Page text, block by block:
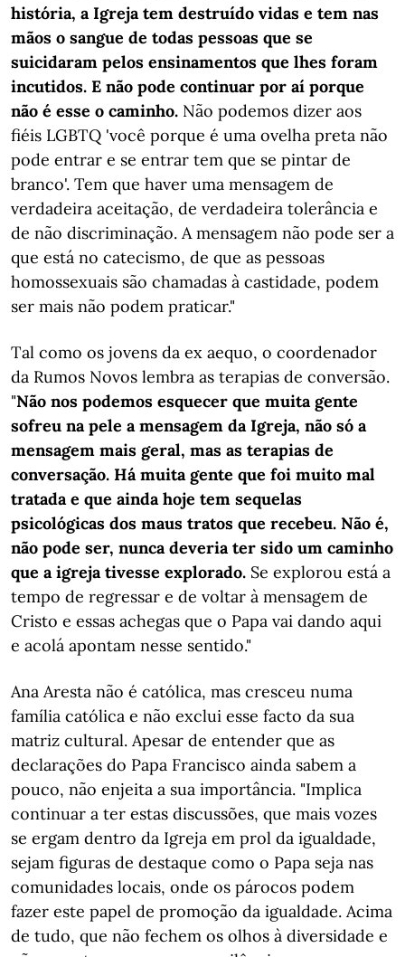
história, a Igreja tem destruído vidas e tem nas
mãos o sangue de todas pessoas que se
suicidaram pelos ensinamentos que lhes foram
incutidos. E não pode continuar por aí porque
não é esse o caminho. Não podemos dizer aos
fiéis LGBTQ 'você porque é uma ovelha preta não
pode entrar e se entrar tem que se pintar de
branco'. Tem que haver uma mensagem de
verdadeira aceitação, de verdadeira tolerância e
de não discriminação. A mensagem não pode ser a
que está no catecismo, de que as pessoas
homossexuais são chamadas à castidade, podem
ser mais não podem praticar."
Tal como os jovens da ex aequo, o coordenador
da Rumos Novos lembra as terapias de conversão.
"Não nos podemos esquecer que muita gente
sofreu na pele a mensagem da Igreja, não só a
mensagem mais geral, mas as terapias de
conversação. Há muita gente que foi muito mal
tratada e que ainda hoje tem sequelas
psicológicas dos maus tratos que recebeu. Não é,
não pode ser, nunca deveria ter sido um caminho
que a igreja tivesse explorado. Se explorou está a
tempo de regressar e de voltar à mensagem de
Cristo e essas achegas que o Papa vai dando aqui
e acolá apontam nesse sentido."
Ana Aresta não é católica, mas cresceu numa
família católica e não exclui esse facto da sua
matriz cultural. Apesar de entender que as
declarações do Papa Francisco ainda sabem a
pouco, não enjeita a sua importância. "Implica
continuar a ter estas discussões, que mais vozes
se ergam dentro da Igreja em prol da igualdade,
sejam figuras de destaque como o Papa seja nas
comunidades locais, onde os párocos podem
fazer este papel de promoção da igualdade. Acima
de tudo, que não fechem os olhos à diversidade e